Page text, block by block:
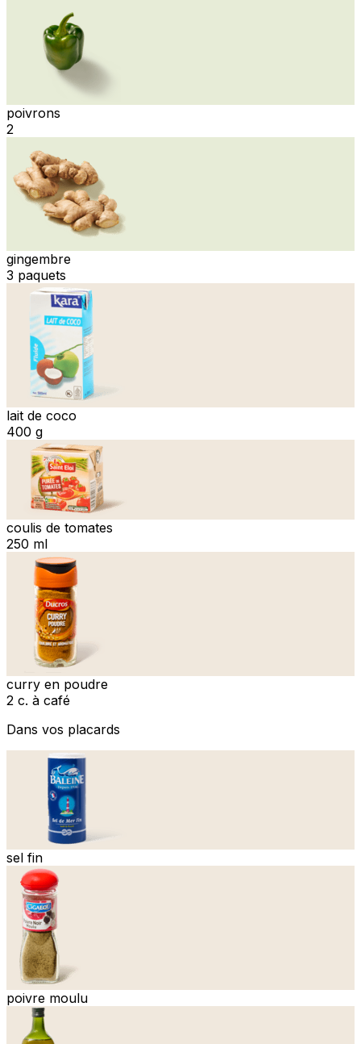
poivrons
2
gingembre
3 paquets
lait de coco
400 g
coulis de tomates
250 ml
curry en poudre
2 c. à café
Dans vos placards
sel fin
poivre moulu